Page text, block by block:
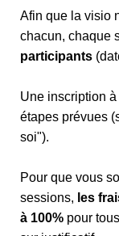
Afin que la visio
chacun, chaque
participants
Une inscription
étapes prévues
soi").
Pour que vous
sessions, les
à 100% pour